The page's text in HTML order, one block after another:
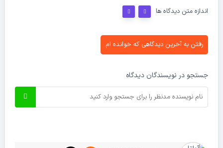
اندازه متن دیدگاه ها
رفتن به آخرین دیدگاهی که خوانده ام
جستجو در نویسندگان دیدگاه